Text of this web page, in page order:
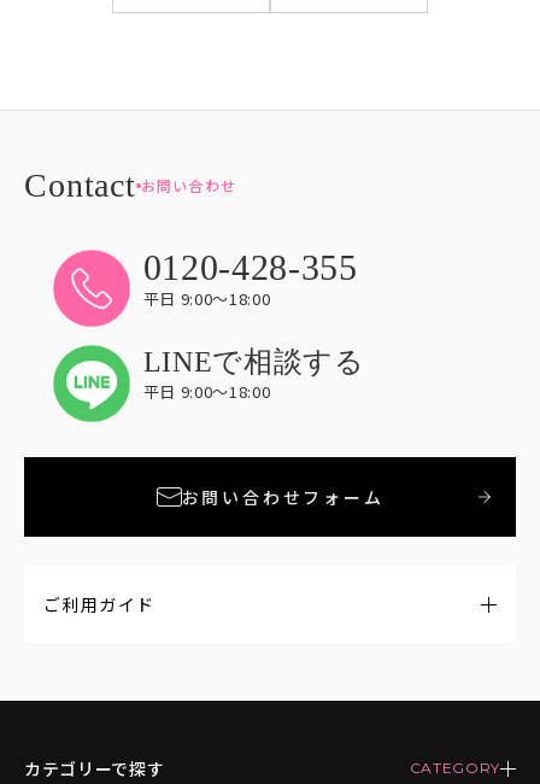
お問い合わせ
0120-428-355
平日 9:00〜18:00
LINEで相談する
平日 9:00〜18:00
お問い合わせフォーム
ご利用ガイド
カテゴリーで探す